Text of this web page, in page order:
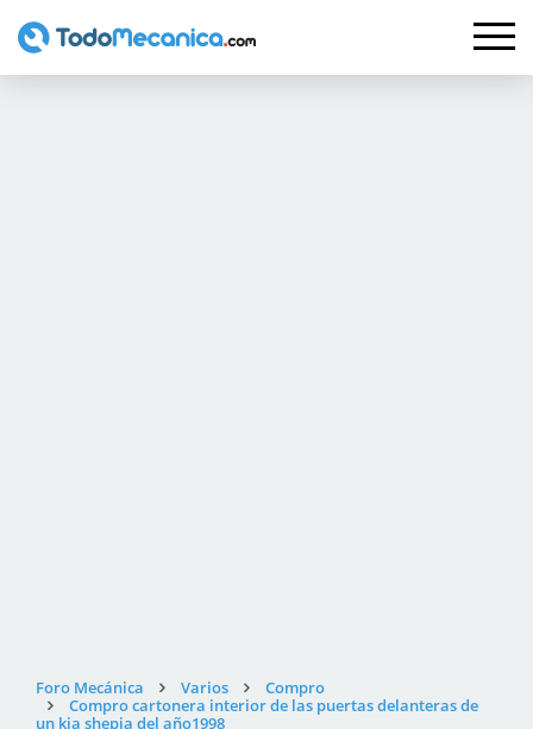
Foro Mecánica Varios
Compro
Compro cartonera interior de las puertas delanteras de
un kia shepia del año1998